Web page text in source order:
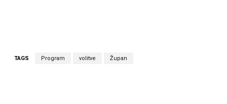
TAGS Program volitve Župan